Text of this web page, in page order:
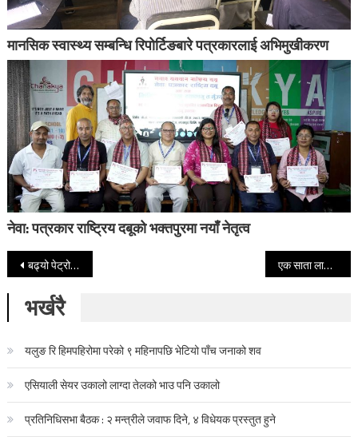
मानसिक स्वास्थ्य सम्बन्धि रिपोर्टिङबारे पत्रकारलाई अभिमुखीकरण
नेवा: पत्रकार राष्ट्रिय दबूको भक्तपुरमा नयाँ नेतृत्व
Post navigation
बढ्यो पेट्रोल–डिजेलको भाउ, अब प्रतिलिटर कति पुग्यो? एक साता लामो टी–२० क्रिकेट प्रतियोगिता सम्पन्न
भर्खरै
यलुङ रि हिमपहिरोमा परेको ९ महिनापछि भेटियो पाँच जनाको शव
एसियाली सेयर उकालो लाग्दा तेलको भाउ पनि उकालो
प्रतिनिधिसभा बैठक : २ मन्त्रीले जवाफ दिने, ४ विधेयक प्रस्तुत हुने